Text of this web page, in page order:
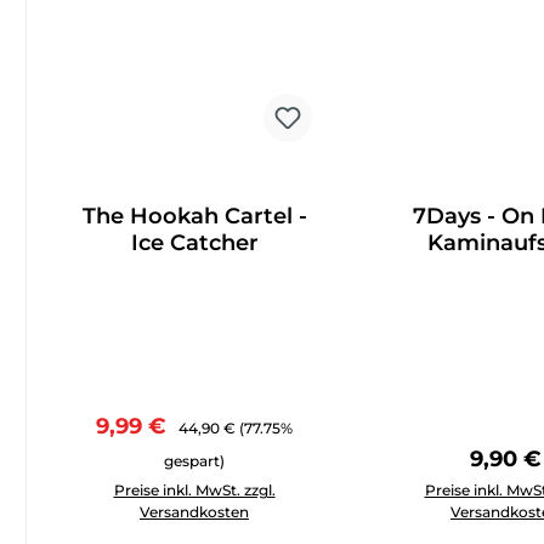
The Hookah Cartel -
Ice Catcher
Verkaufspreis:
9,99 € Regulärer Preis:
44,90 € (77.75%
gespart)
Preise inkl. MwSt. zzgl.
Versandkosten
Produkt Anzahl: Gib den gewünschten Wert ein
7Days - On
9,90 €
Preise inkl.
Produkt Anzahl: